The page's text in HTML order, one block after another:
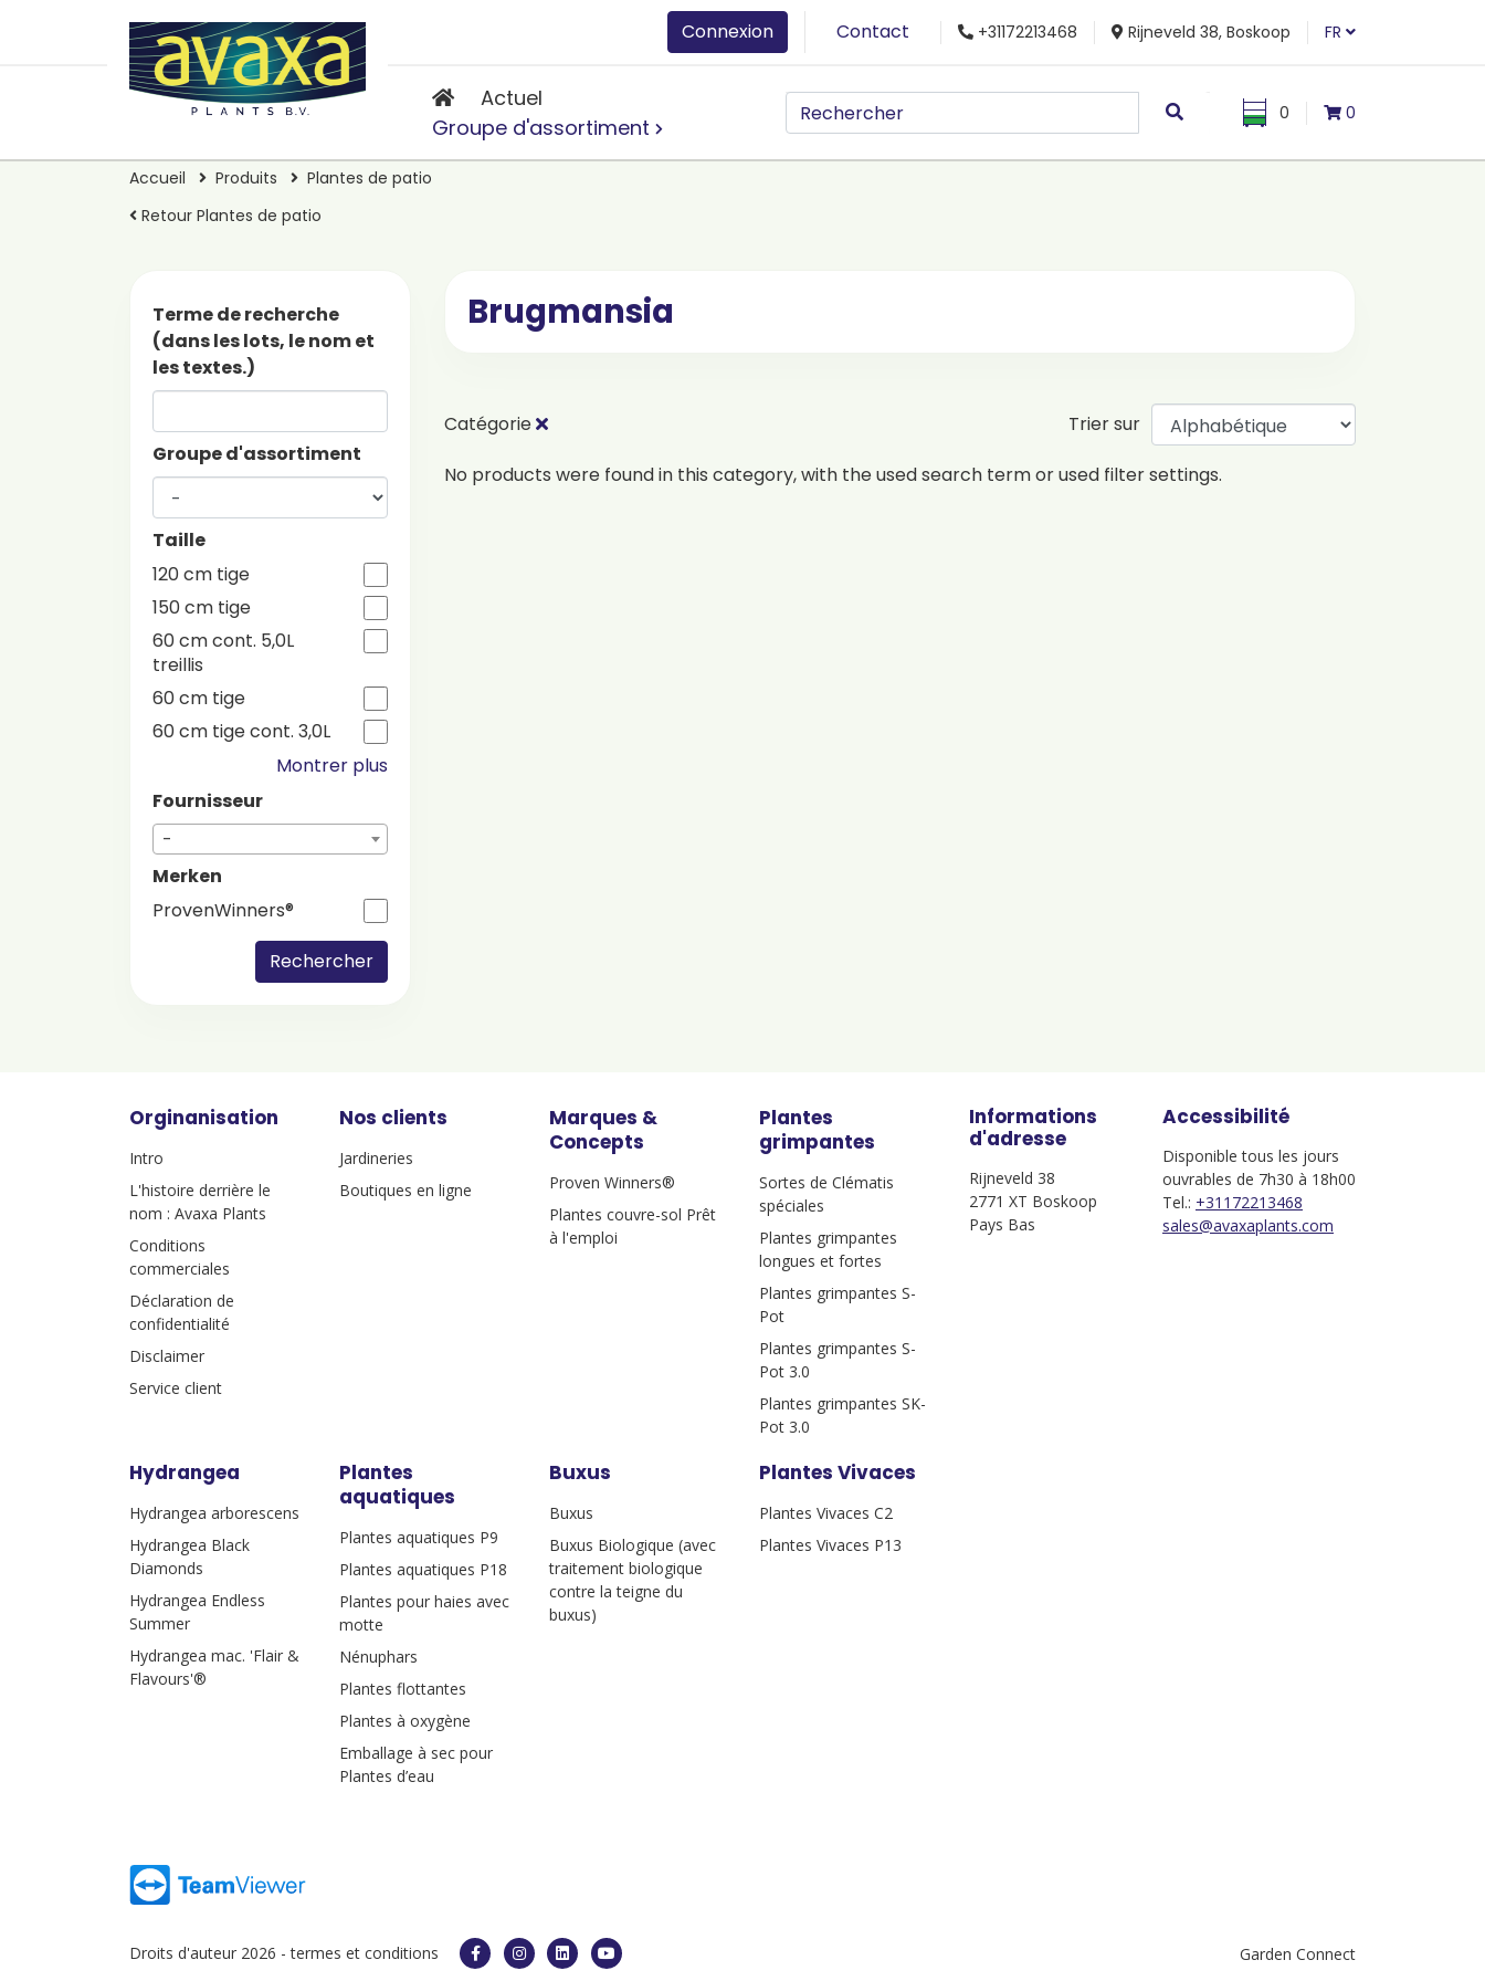
Connexion Contact +31172213468 Rijneveld 38, Boskoop FR
Actuel
Groupe d'assortiment
0 0
Accueil Produits
Plantes de patio
Retour Plantes de patio
Terme de recherche
(dans les lots, le nom et
les textes.)
Groupe d'assortiment
Taille
120 cm tige
150 cm tige
60 cm cont. 5,0L
treillis
60 cm tige
60 cm tige cont. 3,0L
Montrer plus
Fournisseur
-
Merken
ProvenWinners®
Rechercher
Brugmansia
Catégorie
Trier sur
No products were found in this category, with the used search term or used filter settings.
Orginanisation
Intro
L'histoire derrière le
nom : Avaxa Plants
Conditions
commerciales
Déclaration de
confidentialité
Disclaimer
Service client
Nos clients
Jardineries
Boutiques en ligne
Marques &
Concepts
Proven Winners®
Plantes couvre-sol Prêt
à l'emploi
Plantes
grimpantes
Sortes de Clématis
spéciales
Plantes grimpantes
longues et fortes
Plantes grimpantes S-
Pot
Plantes grimpantes S-
Pot 3.0
Plantes grimpantes SK-
Pot 3.0
Hydrangea
Hydrangea arborescens
Hydrangea Black
Diamonds
Hydrangea Endless
Summer
Hydrangea mac. 'Flair &
Flavours'®
Plantes
aquatiques
Plantes aquatiques P9
Plantes aquatiques P18
Plantes pour haies avec
motte
Nénuphars
Plantes flottantes
Plantes à oxygène
Emballage à sec pour
Plantes d’eau
Buxus
Buxus
Buxus Biologique (avec
traitement biologique
contre la teigne du
buxus)
Plantes Vivaces
Plantes Vivaces C2
Plantes Vivaces P13
Informations
d'adresse
Rijneveld 38
2771 XT Boskoop
Pays Bas
Accessibilité
Disponible tous les jours
ouvrables de 7h30 à 18h00
Tel.: +31172213468
sales@avaxaplants.com
Droits d'auteur 2026 -termes et conditions Garden Connect